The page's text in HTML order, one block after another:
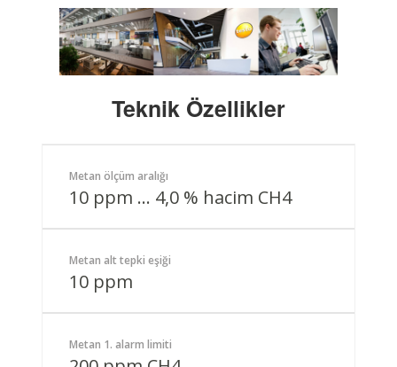
Teknik Özellikler
Metan ölçüm aralığı
10 ppm … 4,0 % hacim CH4
Metan alt tepki eşiği
10 ppm
Metan 1. alarm limiti